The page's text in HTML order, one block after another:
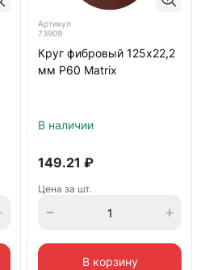
Артикул
73909
Круг фибровый 125х22,2
мм Р60 Matrix
В наличии
149.21 ₽
Цена за шт.
В корзину